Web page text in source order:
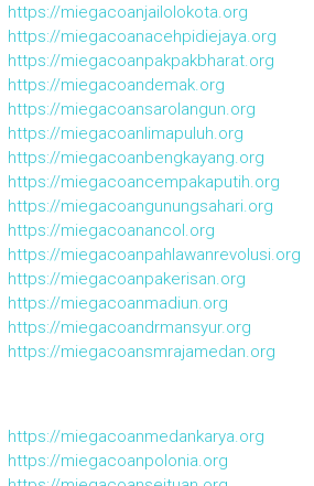
https://miegacoanjailolokota.org
https://miegacoanacehpidiejaya.org
https://miegacoanpakpakbharat.org
https://miegacoandemak.org
https://miegacoansarolangun.org
https://miegacoanlimapuluh.org
https://miegacoanbengkayang.org
https://miegacoancempakaputih.org
https://miegacoangunungsahari.org
https://miegacoanancol.org
https://miegacoanpahlawanrevolusi.org
https://miegacoanpakerisan.org
https://miegacoanmadiun.org
https://miegacoandrmansyur.org
https://miegacoansmrajamedan.org
https://miegacoanmedankarya.org
https://miegacoanpolonia.org